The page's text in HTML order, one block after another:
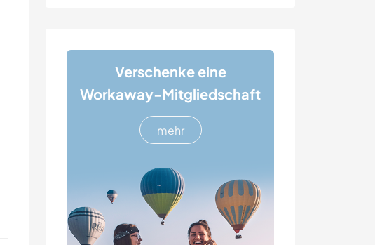
Verschenke eine
Workaway-Mitgliedschaft
mehr